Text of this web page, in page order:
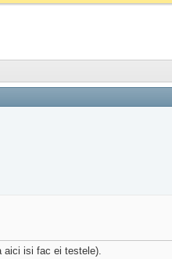
aici isi fac ei testele).